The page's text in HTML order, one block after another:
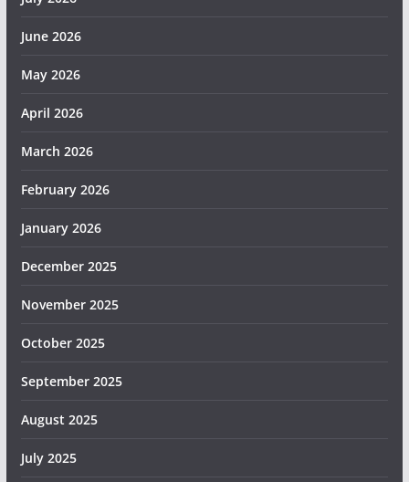
June 2026
May 2026
April 2026
March 2026
February 2026
January 2026
December 2025
November 2025
October 2025
September 2025
August 2025
July 2025